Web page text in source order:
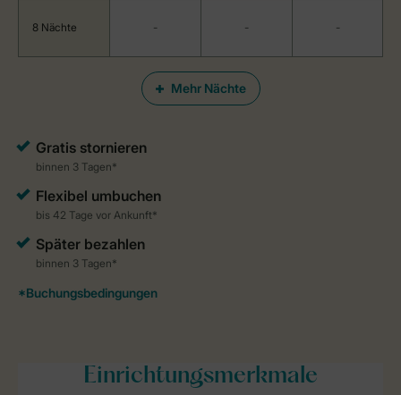
Mehr Nächte
8 Nächte - - -
Einrichtungsmerkmale